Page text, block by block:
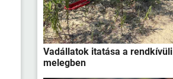
Vadállatok itatása a rendkívüli
melegben